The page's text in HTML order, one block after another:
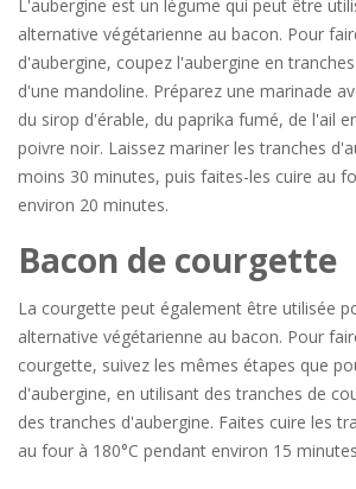
L'aubergine est un légume qui peut être
alternative végétarienne au bacon. Pour
d'aubergine, coupez l'aubergine en
d'une mandoline. Préparez une marinade
du sirop d'érable, du paprika fumé, de l'ail
poivre noir. Laissez mariner les tranches
moins 30 minutes, puis faites-les cuire au
environ 20 minutes.
Bacon de courgette
La courgette peut également être utilisée
alternative végétarienne au bacon. Pour
courgette, suivez les mêmes étapes que
d'aubergine, en utilisant des tranches de
des tranches d'aubergine. Faites cuire les
au four à 180°C pendant environ 15